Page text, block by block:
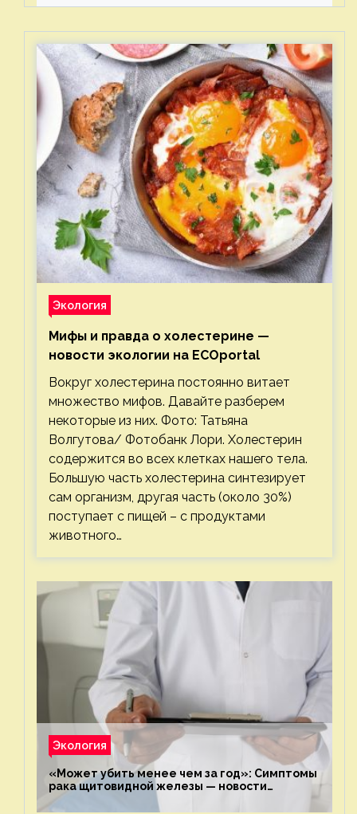
Экология
Мифы и правда о холестерине —
новости экологии на ECOportal
Вокруг холестерина постоянно витает
множество мифов. Давайте разберем
некоторые из них. Фото: Татьяна
Волгутова/ Фотобанк Лори. Холестерин
содержится во всех клетках нашего тела.
Большую часть холестерина синтезирует
сам организм, другая часть (около 30%)
поступает с пищей – с продуктами
животного…
Экология
«Может убить менее чем за год»: Симптомы
рака щитовидной железы — новости
экологии на ECOportal